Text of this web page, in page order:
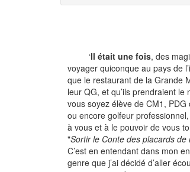
‘Il était une fois, des
voyager quiconque au pays de
que le restaurant de la Grande
leur QG, et qu’ils prendraient le
vous soyez élève de CM1,
ou encore golfeur
à vous et à le pouvoir de vous
"Sortir le Conte des placards de
C’est en entendant dans mon
genre que j’ai décidé d’aller